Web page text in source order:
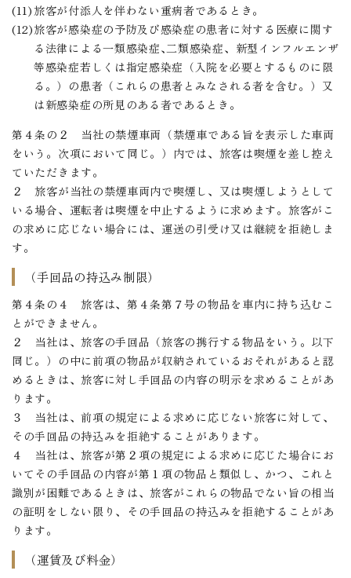
旅客が付添人を伴わない重病者であるとき。
旅客が感染症の予防及び感染症の患者に対する医療に関す
る法律による一類感染症､二類感染症、新型インフルエンザ
等感染症若しくは指定感染症（入院を必要とするものに限
る。）の患者（これらの患者とみなされる者を含む。）又
は新感染症の所見のある者であるとき。
第４条の２ 当社の禁煙車両（禁煙車である旨を表示した車両
をいう。次項において同じ。）内では、旅客は喫煙を差し控え
ていただきます。
２ 旅客が当社の禁煙車両内で喫煙し、又は喫煙しようとして
いる場合、運転者は喫煙を中止するように求めます。旅客がこ
の求めに応じない場合には、運送の引受け又は継続を拒絶しま
す。
（手回品の持込み制限）
第４条の４ 旅客は、第４条第７号の物品を車内に持ち込むこ
とができません。
２ 当社は、旅客の手回品（旅客の携行する物品をいう。以下
同じ。）の中に前項の物品が収納されているおそれがあると認
めるときは、旅客に対し手回品の内容の明示を求めることがあ
ります。
３ 当社は、前項の規定による求めに応じない旅客に対して、
その手回品の持込みを拒絶することがあります。
４ 当社は、旅客が第２項の規定による求めに応じた場合にお
いてその手回品の内容が第１項の物品と類似し、かつ、これと
識別が困難であるときは、旅客がこれらの物品でない旨の相当
の証明をしない限り、その手回品の持込みを拒絶することがあ
ります。
（運賃及び料金）